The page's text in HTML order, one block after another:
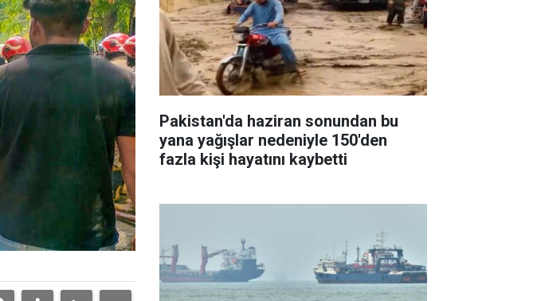
Pakistan'da haziran sonundan bu
yana yağışlar nedeniyle 150'den
fazla kişi hayatını kaybetti